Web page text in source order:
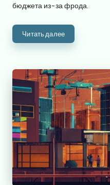
бюджета из-за фрода.
Читать далее